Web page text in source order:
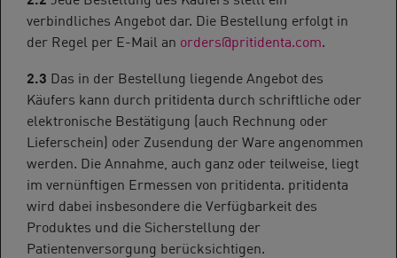
verbindliches Angebot dar. Die Bestellung erfolgt in
der Regel per E-Mail an orders@pritidenta.com.
2.3 Das in der Bestellung liegende Angebot des
Käufers kann durch pritidenta durch schriftliche oder
elektronische Bestätigung (auch Rechnung oder
Lieferschein) oder Zusendung der Ware angenommen
werden. Die Annahme, auch ganz oder teilweise, liegt
im vernünftigen Ermessen von pritidenta. pritidenta
wird dabei insbesondere die Verfügbarkeit des
Produktes und die Sicherstellung der
Patientenversorgung berücksichtigen.